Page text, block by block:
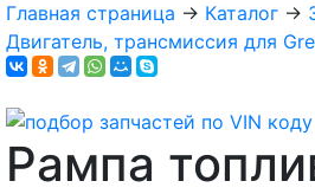
Главная страница → Каталог →
Двигатель, трансмиссия для
Рампа